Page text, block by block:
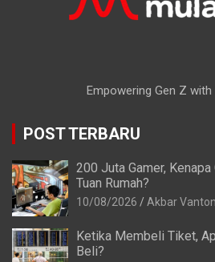
Empowering Gen Z with
POST TERBARU
200 Juta Gamer,
Tuan Rumah?
10/08/2026 Akbar
Ketika Membeli Tiket,
Beli?